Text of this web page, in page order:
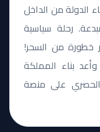
الدولة من الداخل
رحلة سياسية
خطورة من السحر!
بناء المملكة
على منصة